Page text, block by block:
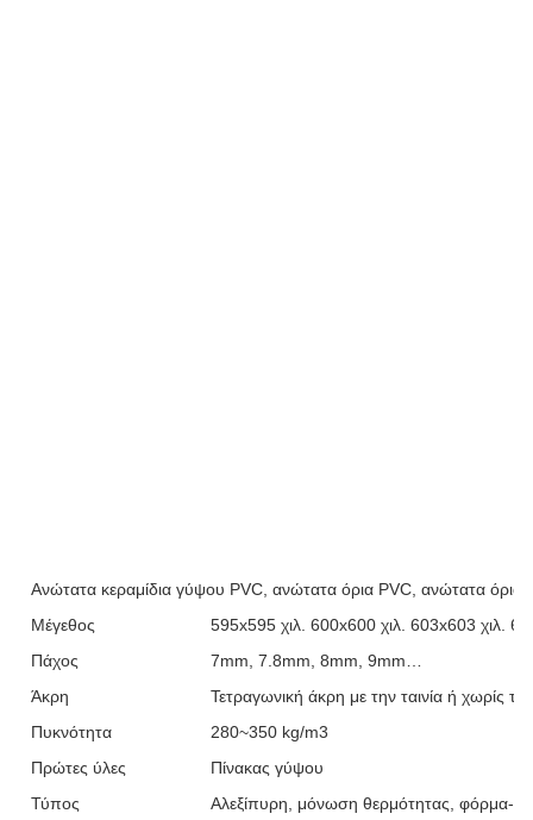
Ανώτατα κεραμίδια γύψου PVC, ανώτατα όρια PVC, ανώτατα όρια
Μέγεθος
595x595 χιλ. 600x600 χιλ. 603x603 χιλ.
Πάχος
7mm, 7.8mm, 8mm, 9mm…
Άκρη
Τετραγωνική άκρη με την ταινία ή χωρίς
Πυκνότητα
280~350 kg/m3
Πρώτες ύλες
Πίνακας γύψου
Τύπος
Αλεξίπυρη, μόνωση θερμότητας, φόρμα-